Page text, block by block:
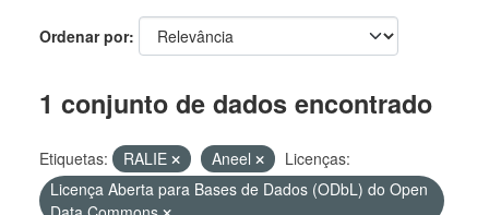
Ordenar por
1 conjunto de dados encontrado
Etiquetas: RALIE Aneel
Licenças:
Licença Aberta para Bases de Dados (ODbL) do Open